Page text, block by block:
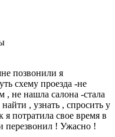
позвонили я
схему проезда -не
не нашла салона -стала
, узнать , спросить у
потратила свое время в
перезвонил ! Ужасно !